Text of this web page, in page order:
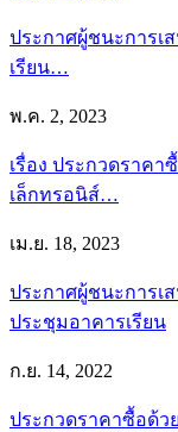
ประกาศผู้ชนะการเ
เรียน…
พ.ค. 2, 2023
เรื่อง ประกวดราค
เล็กทรอนิส์…
เม.ย. 18, 2023
ประกาศผู้ชนะการเ
ประชุมอาคารเรียน
ก.ย. 14, 2022
ประกวดราคาซื้อด้ว